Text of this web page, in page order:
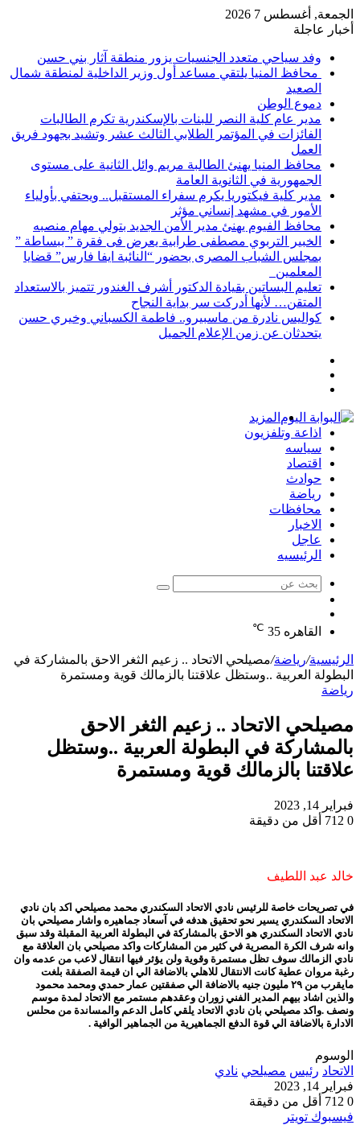
الجمعة, أغسطس 7 2026
أخبار عاجلة
وفد سياحي متعدد الجنسيات يزور منطقة آثار بني حسن
محافظ المنيا يلتقي مساعد أول وزير الداخلية لمنطقة شمال
الصعيد
دموع الوطن
مدير عام كلية النصر للبنات بالإسكندرية تكرم الطالبات
الفائزات في المؤتمر الطلابي الثالث عشر وتشيد بجهود فريق
العمل
محافظ المنيا يهنئ الطالبة مريم وائل الثانية على مستوى
الجمهورية في الثانوية العامة
مدير كلية فيكتوريا يكرم سفراء المستقبل.. ويحتفي بأولياء
الأمور في مشهد إنساني مؤثر
محافظ الفيوم يهنئ مدير الأمن الجديد بتولي مهام منصبه
الخبير التربوي مصطفى طرابية يعرض فى فقرة ” ببساطة ”
بمجلس الشباب المصرى بحضور “النائبة ايفا فارس” قضايا
المعلمين
تعليم البساتين بقيادة الدكتور أشرف الغندور تتميز بالاستعداد
المتقن… لأنها أدركت سر بداية النجاح
كواليس نادرة من ماسبيرو.. فاطمة الكسباني وخيري حسن
يتحدثان عن زمن الإعلام الجميل
المزيد
اذاعة وتلفزيون
سياسه
اقتصاد
حوادث
رياضة
محافظات
الاخبار
عاجل
الرئيسيه
بحث
عشوائي
القاهره 35
℃
الرئيسية/رياضة/مصيلحي الاتحاد .. زعيم الثغر الاحق بالمشاركة في
البطولة العربية ..وستظل علاقتنا بالزمالك قوية ومستمرة
رياضة
مصيلحي الاتحاد .. زعيم الثغر الاحق
بالمشاركة في البطولة العربية ..وستظل
علاقتنا بالزمالك قوية ومستمرة
فبراير 14, 2023
0
أقل من دقيقة
خالد عبد اللطيف
في تصريحات خاصة للرئيس نادي الاتحاد السكندري محمد مصيلحي اكد بان نادي
الاتحاد السكندري يسير نحو تحقيق هدفه في آسعاد جماهيره واشار مصيلحي بان
نادي الاتحاد السكندري هو الاحق بالمشاركة في البطولة العربية المقبلة وقد سبق
وانه شرف الكرة المصرية في كثير من المشاركات واكد مصيلحي بان العلاقة مع
نادي الزمالك سوف تظل مستمرة وقوية ولن يؤثر فيها انتقال لاعب من عدمه وان
رغبة مروان عطية كانت الانتقال للاهلي بالاضافة الي ان قيمة الصفقة بلغت
مايقرب من ٢٩ مليون جنيه بالاضافة الي صفقتين عمار حمدي ومحمد محمود
والذين اشاد بيهم المدير الفني زوران وعقدهم مستمر مع الاتحاد لمدة موسم
ونصف .واكد مصيلحي بان نادي الاتحاد يلقي كامل الدعم والمساندة من محلس
الادارة بالاضافة الي قوة الدفع الجماهيرية من الجماهير الوافية .
الوسوم
الاتحاد رئيس مصيلحي نادي
فبراير 14, 2023
0
أقل من دقيقة
فيسبوك تويتر